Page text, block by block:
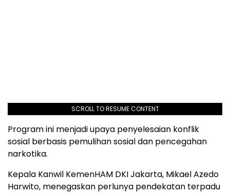
SCROLL TO RESUME CONTENT
Program ini menjadi upaya penyelesaian konflik
sosial berbasis pemulihan sosial dan pencegahan
narkotika.
Kepala Kanwil KemenHAM DKI Jakarta, Mikael Azedo
Harwito, menegaskan perlunya pendekatan terpadu